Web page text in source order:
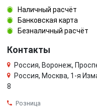
Наличный расчёт
Банковская карта
Безналичный расчёт
Контакты
Россия, Воронеж,
Россия, Москва, 1-я
8
Розница